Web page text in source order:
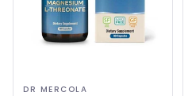
DR MERCOLA